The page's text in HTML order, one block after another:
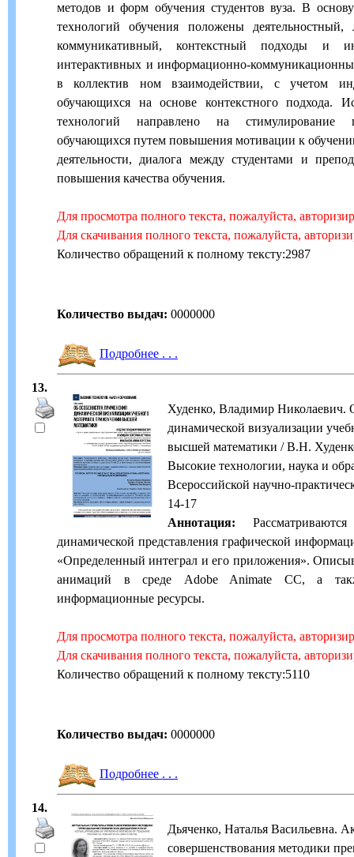
методов и форм обучения студентов вуза. В
технологий обучения положены деятельностный,
коммуникативный, контекстный подходы и
интерактивных и информационно-
в коллектив ном взаимодействии, с учетом
обучающихся на основе контекстного подхода.
технологий направлено на стимулирование
обучающихся путем повышения мотивации к
деятельности, диалога между студентами и
повышения качества обучения.
Для просмотра полного текста, пожалуйста,
Для скачивания полного текста, пожалуйста,
Количество обращений к полному тексту:2987
Количество выдач: 0000000
Подробнее . . .
13.
Худенко, Владимир Николаевич.
динамической визуализации
высшей математики / В.Н.
Высокие технологии, наука и
Всероссийской научно-
14-17
Аннотация:
динамической представления графической
«Определенный интеграл и его приложения».
анимаций в среде Adobe Animate CC, а
информационные ресурсы.
Для просмотра полного текста, пожалуйста,
Для скачивания полного текста, пожалуйста,
Количество обращений к полному тексту:5110
Количество выдач: 0000000
Подробнее . . .
14.
Дьяченко, Наталья Васильевна.
совершенствования методики